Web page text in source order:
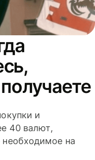
и
40 валют,
на